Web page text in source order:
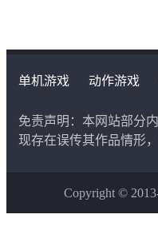
单机游戏 动作游戏
免责声明：本网站部分
现存在误传其作品情形
Copyright ©